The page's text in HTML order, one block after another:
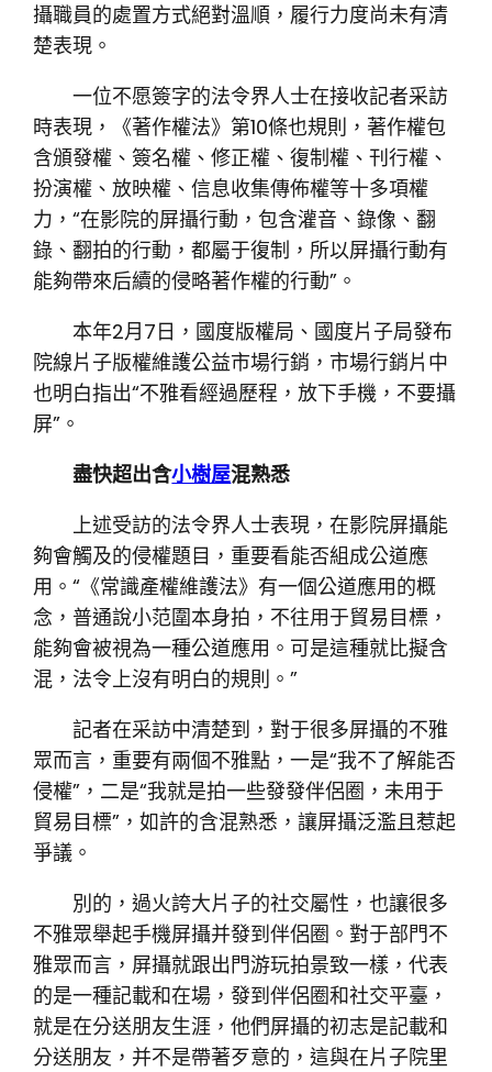
攝職員的處置方式絕對溫順，履行力度尚未有清
楚表現。
一位不愿簽字的法令界人士在接收記者采訪
時表現，《著作權法》第10條也規則，著作權包
含頒發權、簽名權、修正權、復制權、刊行權、
扮演權、放映權、信息收集傳佈權等十多項權
力，“在影院的屏攝行動，包含灌音、錄像、翻
錄、翻拍的行動，都屬于復制，所以屏攝行動有
能夠帶來后續的侵略著作權的行動”。
本年2月7日，國度版權局、國度片子局發布
院線片子版權維護公益市場行銷，市場行銷片中
也明白指出“不雅看經過歷程，放下手機，不要攝
屏”。
盡快超出含小樹屋混熟悉
上述受訪的法令界人士表現，在影院屏攝能
夠會觸及的侵權題目，重要看能否組成公道應
用。“《常識產權維護法》有一個公道應用的概
念，普通說小范圍本身拍，不往用于貿易目標，
能夠會被視為一種公道應用。可是這種就比擬含
混，法令上沒有明白的規則。”
記者在采訪中清楚到，對于很多屏攝的不雅
眾而言，重要有兩個不雅點，一是“我不了解能否
侵權”，二是“我就是拍一些發發伴侶圈，未用于
貿易目標”，如許的含混熟悉，讓屏攝泛濫且惹起
爭議。
別的，過火誇大片子的社交屬性，也讓很多
不雅眾舉起手機屏攝并發到伴侶圈。對于部門不
雅眾而言，屏攝就跟出門游玩拍景致一樣，代表
的是一種記載和在場，發到伴侶圈和社交平臺，
就是在分送朋友生涯，他們屏攝的初志是記載和
分送朋友，并不是帶著歹意的，這與在片子院里